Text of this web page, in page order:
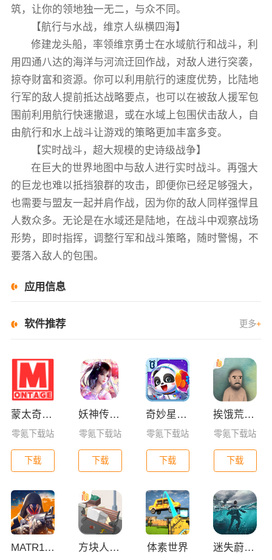
筑，让你的领地独一无二，与众不同。
【航行与水战，维京人纵横四海】
修建龙头船，率领维京勇士在水域航行和战斗，利
用四通八达的海洋与河流迂回作战，对敌人进行突袭，
掠夺财富和资源。你可以利用航行的速度优势，比陆地
行军的敌人提前抵达战略要点，也可以在被敌人援军包
围前利用航行快速撤退，或在水域上包围伏击敌人，自
由航行和水上战斗让游戏的策略更加丰富多变。
【实时战斗，超大规模的史诗级战争】
在巨大的世界地图中与敌人进行实时战斗。再强大
的巨龙也难以抵挡狼群的攻击，即便你已经足够强大，
也需要与盟友一起并肩作战，因为你的敌人同样强悍且
人数众多。无论是在水域还是陆地，在战斗中观察战场
形势，即时指挥，调整行军和战斗策略，随时警惕，不
要落入敌人的包围。
应用信息
软件推荐 更多+
蒙太奇影视2025最新版本下载
零氪下载站
下载
妖神传GM版
零氪下载站
下载
奇妙星际宇航员
零氪下载站
下载
挨饿荒野联机版
零氪下载站
下载
MATR1X FIRE 方块人的简单生活 体素世界 迷失蔚蓝0.1折版